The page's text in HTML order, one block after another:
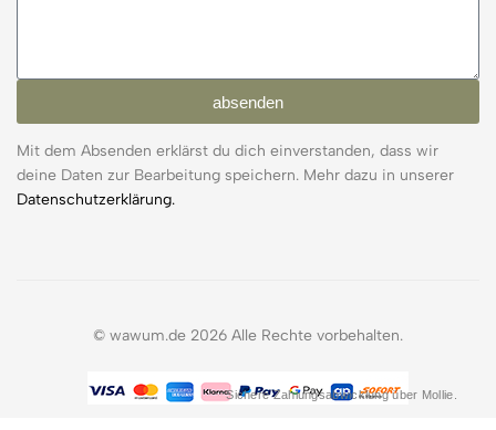
absenden
Mit dem Absenden erklärst du dich einverstanden, dass wir
deine Daten zur Bearbeitung speichern. Mehr dazu in unserer
Datenschutzerklärung.
© wawum.de 2026 Alle Rechte vorbehalten.
Sichere Zahlungsabwicklung über Mollie.